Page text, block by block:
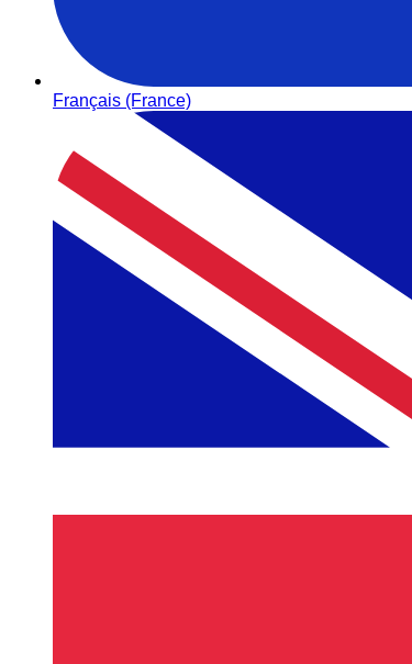
Français (France)